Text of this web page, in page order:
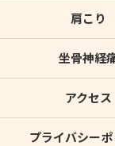
肩こり
坐骨神経
アクセス
プライバシー